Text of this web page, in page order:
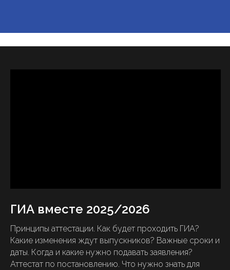
ГИА вместе 2025/2026
Принципы аттестации. Как будет проходить ГИА?
Какие изменения ждут выпускников? Важные сроки и
даты. Когда и какие нужно подавать заявления?
Аттестат по постановлению. Что нужно знать для